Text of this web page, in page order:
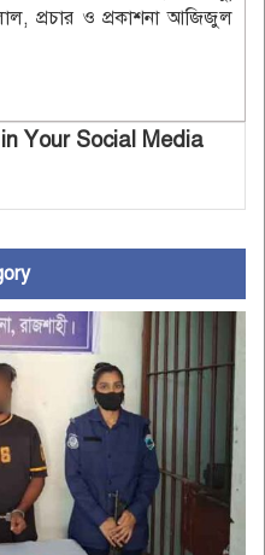
প্রচার ও প্রকাশনা আজিজুল
Your Social Media